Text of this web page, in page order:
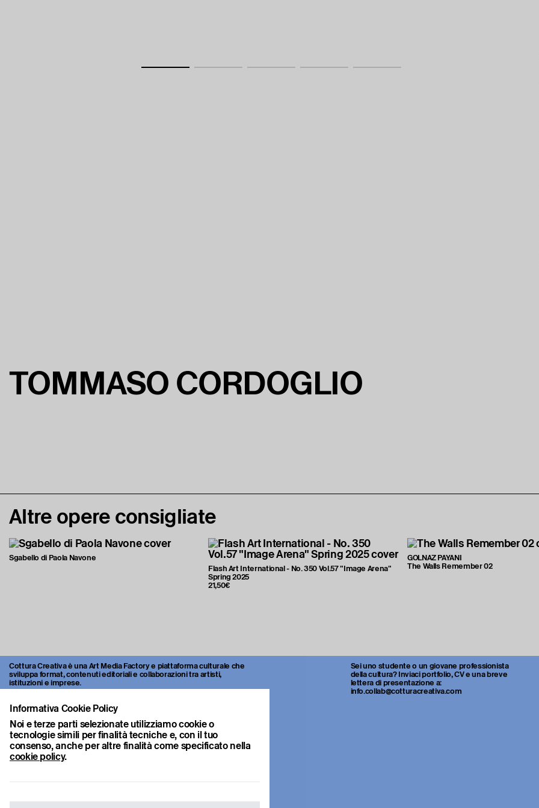
Informativa Cookie Policy
Noi e terze parti selezionate utilizziamo cookie o
tecnologie simili per finalità tecniche e, con il tuo
consenso, anche per altre finalità come specificato nella
cookie policy.
TOMMASO CORDOGLIO
Altre opere consigliate
Sgabello di Paola Navone
Flash Art International - No. 350 Vol.57 "Image Arena"
Spring 2025
21,50€
GOLNAZ PAYANI
The Walls Remember 02
Cottura Creativa è una Art Media Factory e piattaforma culturale che
sviluppa format, contenuti editoriali e collaborazioni tra artisti,
istituzioni e imprese.
piattaforma esplora nuove modalità di produzione e diffusione
Cottura Creativa è una Società Benefit.
Sei uno studente o un giovane professionista
della cultura? Inviaci portfolio, CV e una breve
lettera di presentazione a:
info.collab@cotturacreativa.com